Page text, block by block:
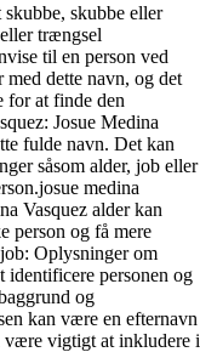
skubbe eller
trængsel
til en person ved
dette navn, og det
for at finde den
Josue Medina
fulde navn. Det kan
såsom alder, job eller
medina
Vasquez alder kan
person og få mere
Oplysninger om
identificere personen og
og
kan være en efternavn
være vigtigt at inkludere i